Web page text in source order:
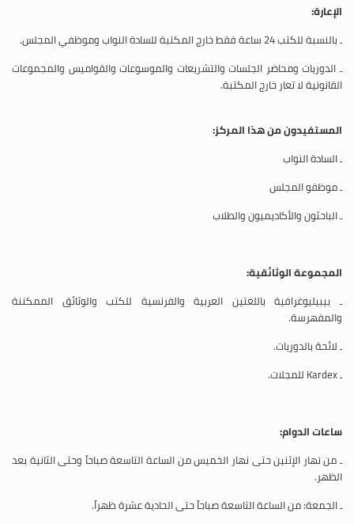
الإعارة:
ـ بالنسبة للكتب 24 ساعة فقط خارج المكتبة للسادة النواب وموظفي المجلس.
ـ الدوريات ومحاضر الجلسات والتشريعات والموسوعات والقواميس والمجموعات
القانونية لا تعار خارج المكتبة.
المستفيدون من هذا المركز:
ـ السادة النواب
ـ موظفو المجلس
ـ الباحثون والأكاديميون والطلاب
المجموعة الوثائقية:
ـ بيبيليوغرافية باللغتين العربية والفرنسية للكتب والوثائق الممكننة
والمفهرسة.
ـ لائحة بالدوريات.
ـKardex للمجلات.
ساعات الدوام:
ـ من نهار الإثنين حتى نهار الخميس من الساعة التاسعة صباحاً وحتى الثانية بعد
الظهر.
ـ الجمعة: من الساعة التاسعة صباحاً حتى الحادية عشرة ظهراً.